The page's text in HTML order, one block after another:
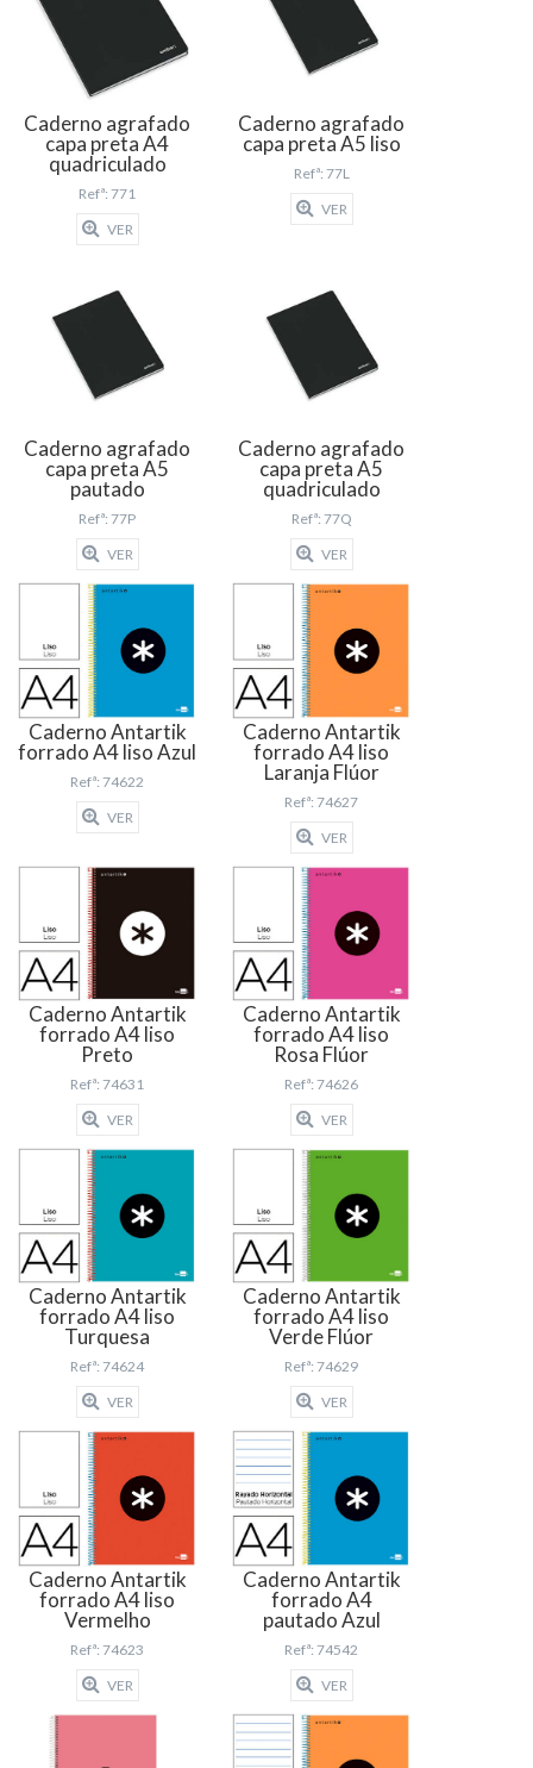
Caderno agrafado
capa preta A4
quadriculado
Refª: 771
VER
Caderno agrafado
capa preta A5 liso
Refª: 77L
VER
Caderno agrafado
capa preta A5
pautado
Refª: 77P
VER
Caderno agrafado
capa preta A5
quadriculado
Refª: 77Q
VER
Caderno Antartik
forrado A4 liso Azul
Refª: 74622
VER
Caderno Antartik
forrado A4 liso
Laranja Flúor
Refª: 74627
VER
Caderno Antartik
forrado A4 liso
Preto
Refª: 74631
VER
Caderno Antartik
forrado A4 liso
Rosa Flúor
Refª: 74626
VER
Caderno Antartik
forrado A4 liso
Turquesa
Refª: 74624
VER
Caderno Antartik
forrado A4 liso
Verde Flúor
Refª: 74629
VER
Caderno Antartik
forrado A4 liso
Vermelho
Refª: 74623
VER
Caderno Antartik
forrado A4
pautado Azul
Refª: 74542
VER